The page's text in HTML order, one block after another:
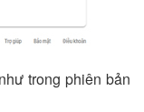
trong phiên bản